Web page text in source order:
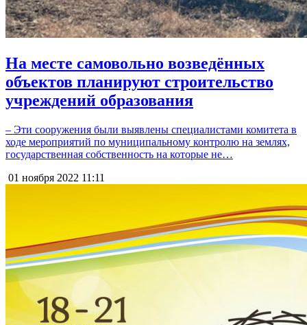
На месте самовольно возведённых
объектов планируют строительство
учреждений образования
– Эти сооружения были выявлены специалистами комитета в
ходе мероприятий по муниципальному контролю на землях,
государственная собственность на которые не…
01 ноября 2022 11:11